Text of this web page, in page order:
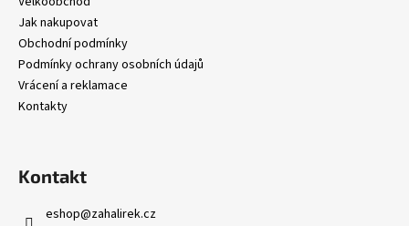
Jak nakupovat
Obchodní podmínky
Podmínky ochrany osobních údajů
Vrácení a reklamace
Kontakty
Kontakt
eshop@zahalirek.cz